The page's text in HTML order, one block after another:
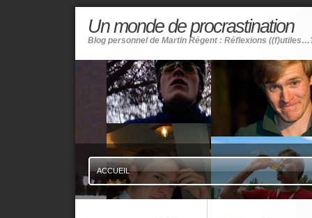
Un monde de procrastination
Blog personnel de Martin Régent : Réflexions
ACCUEIL